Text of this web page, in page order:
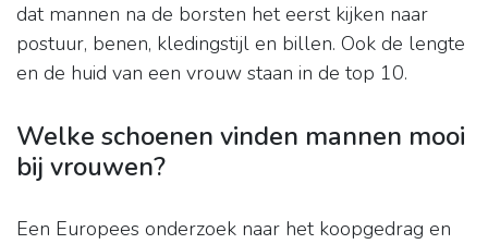
dat mannen na de borsten het eerst kijken naar
postuur, benen, kledingstijl en billen. Ook de lengte
en de huid van een vrouw staan in de top 10.
Welke schoenen vinden mannen mooi
bij vrouwen?
Een Europees onderzoek naar het koopgedrag en